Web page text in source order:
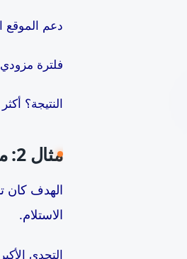
دعم الموقع
فلترة
النتيجة؟ أكثر من 300,000 مستخدم في أول سنة، وتقييم عام تجاوز 4.7
مثال 2: منصة تجارة إلكترونية لمنتجات تقليدية
الهدف كان
الاستلام.
التحدي